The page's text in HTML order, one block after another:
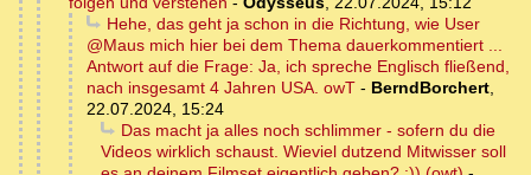
Hehe, das geht ja schon in die Richtung, wie User
@Maus mich hier bei dem Thema dauerkommentiert ...
Antwort auf die Frage: Ja, ich spreche Englisch fließend,
nach insgesamt 4 Jahren USA. owT - BerndBorchert,
22.07.2024, 15:24
Das macht ja alles noch schlimmer - sofern du die
Videos wirklich schaust. Wieviel dutzend Mitwisser soll